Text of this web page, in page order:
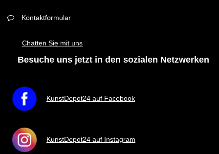
Kontaktformular
Chatten Sie mit uns
Besuche uns jetzt in den sozialen Netzwerken
KunstDepot24 auf Facebook
KunstDepot24 auf Instagram